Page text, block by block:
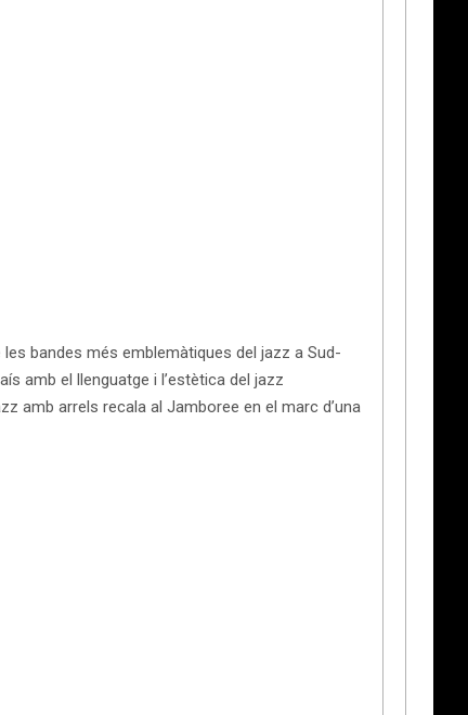
bandes més emblemàtiques del jazz a Sud-
amb el llenguatge i l’estètica del jazz
amb arrels recala al Jamboree en el marc d’una